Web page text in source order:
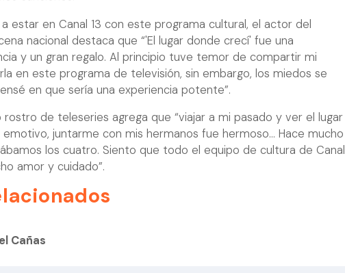
a estar en Canal 13 con este programa cultural, el actor del
nacional destaca que “'El lugar donde crecí' fue una
y un gran regalo. Al principio tuve temor de compartir mi
en este programa de televisión, sin embargo, los miedos se
en que sería una experiencia potente”.
de teleseries agrega que “viajar a mi pasado y ver el lugar
juntarme con mis hermanos fue hermoso... Hace mucho
los cuatro. Siento que todo el equipo de cultura de Canal
amor y cuidado”.
Cañas